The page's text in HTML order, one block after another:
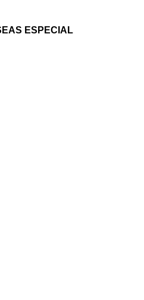
ESPECIAL